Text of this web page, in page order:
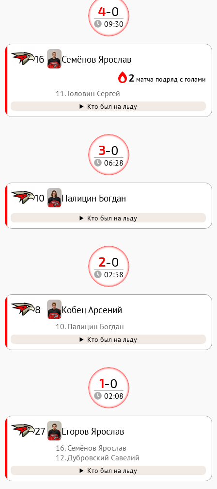
1-0
02:08
27 Егоров Ярослав
16. Семёнов Ярослав
12. Дубровский Савелий
Кто был на льду
2-0
02:58
8 Кобец Арсений
10. Палицин Богдан
Кто был на льду
3-0
06:28
10 Палицин Богдан
Кто был на льду
4-0
09:30
16 Семёнов Ярослав
2 матча подряд с голами
11. Головин Сергей
Кто был на льду